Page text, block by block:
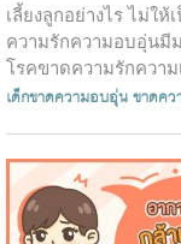
เลี้ยงลูกอย่างไร ไม่ใ
ความรักความอบอุ่นมี
โรคขาดความรักความ
แม่จ...
เด็กขาดความอบอุ่นขาดค